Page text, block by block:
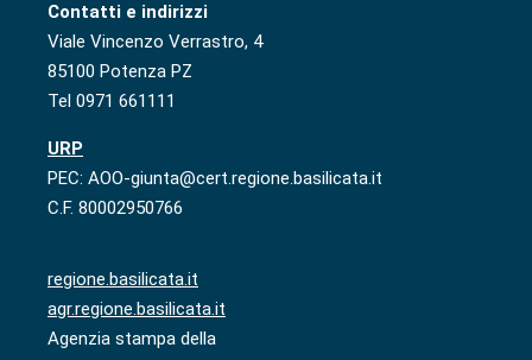
Contatti e indirizzi
Viale Vincenzo Verrastro, 4
85100 Potenza PZ
Tel 0971 661111
URP
PEC: AOO-giunta@cert.regione.basilicata.it
C.F. 80002950766
regione.basilicata.it
agr.regione.basilicata.it
Agenzia stampa della